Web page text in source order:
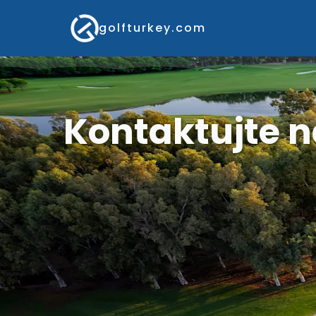
golfturkey.com
Kontaktujte